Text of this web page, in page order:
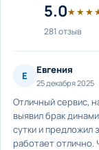
5.0
281 отзыв
Е Евгения
25 декабря 2025
Отличный сервис,
выявил брак
сутки и предложил
работает отлично.